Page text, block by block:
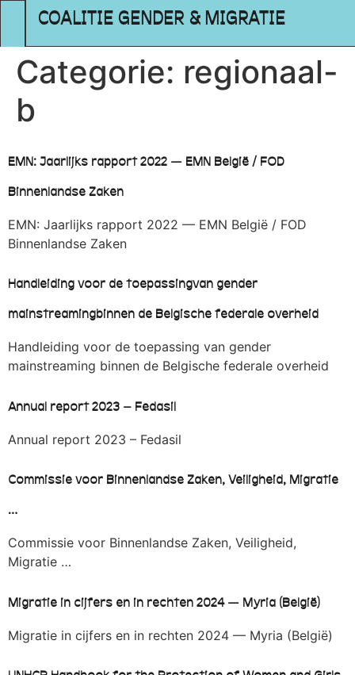
COALITIE GENDER & MIGRATIE
Categorie: regionaal-
b
EMN: Jaarlijks rapport 2022 — EMN België / FOD
Binnenlandse Zaken
EMN: Jaarlijks rapport 2022 — EMN België / FOD
Binnenlandse Zaken
Handleiding voor de toepassingvan gender
mainstreamingbinnen de Belgische federale overheid
Handleiding voor de toepassing van gender
mainstreaming binnen de Belgische federale overheid
Annual report 2023 – Fedasil
Annual report 2023 – Fedasil
Commissie voor Binnenlandse Zaken, Veiligheid, Migratie
…
Commissie voor Binnenlandse Zaken, Veiligheid,
Migratie …
Migratie in cijfers en in rechten 2024 — Myria (België)
Migratie in cijfers en in rechten 2024 — Myria (België)